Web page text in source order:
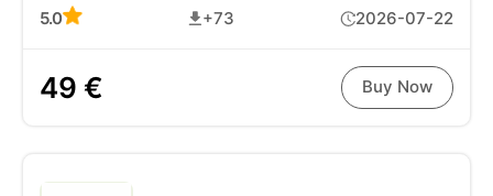
5.0 +73 2026-07-22
49 € Buy Now